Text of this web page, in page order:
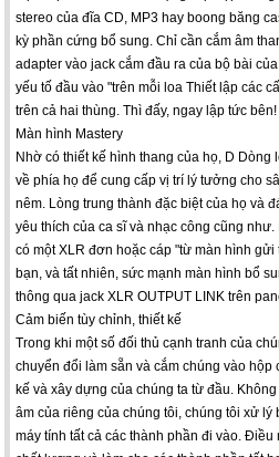
stereo của đĩa CD, MP3 hay boong băng
kỳ phần cứng bổ sung. Chỉ cần cắm âm
adapter vào jack cắm đầu ra của bộ bài
yếu tố đầu vào "trên mỗi loa Thiết lập các
trên cả hai thùng. Thì đấy, ngay lập tức bên!
Màn hình Mastery
Nhờ có thiết kế hình thang của họ, D
về phía họ để cung cấp vị trí lý tưởng cho
nêm. Lòng trung thành đặc biệt của họ và
yêu thích của ca sĩ và nhạc công cũng
có một XLR đơn hoặc cáp "từ màn hình
bạn, và tất nhiên, sức mạnh màn hình bổ
thông qua jack XLR OUTPUT LINK trên
Cảm biến tùy chỉnh, thiết kế
Trong khi một số đối thủ cạnh tranh của
chuyển đổi làm sẵn và cắm chúng vào
kế và xây dựng của chúng ta từ đầu.
âm của riêng của chúng tôi, chúng tôi xử
máy tính tất cả các thành phần đi vào.